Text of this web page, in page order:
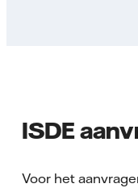
ISDE
Voor het